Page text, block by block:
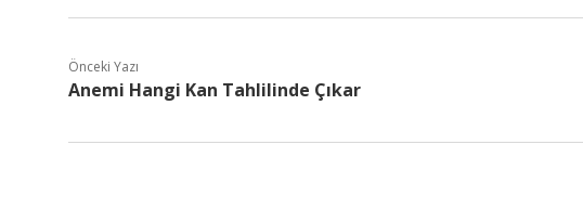
Önceki Yazı
Anemi Hangi Kan Tahlilinde Çıkar